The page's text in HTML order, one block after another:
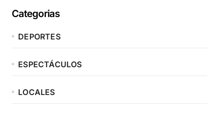
Categorias
DEPORTES
ESPECTÁCULOS
LOCALES